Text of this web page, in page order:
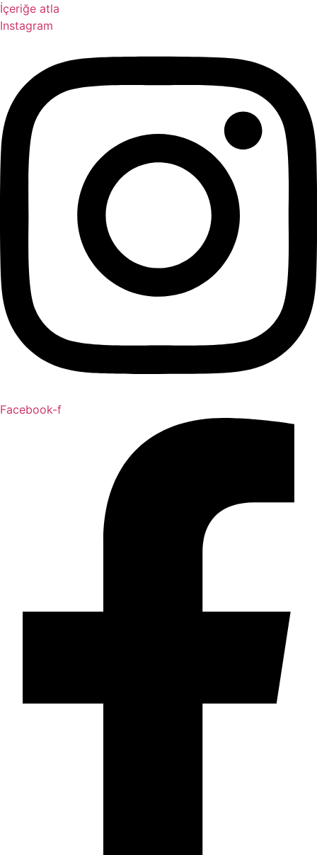
İçeriğe atla
Instagram
Facebook-f